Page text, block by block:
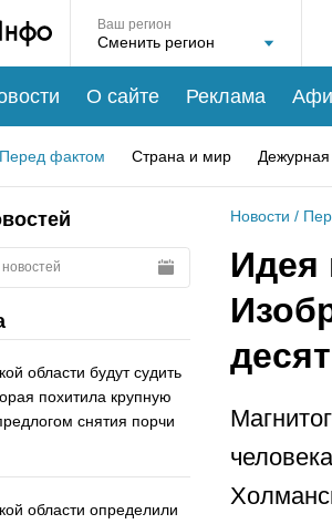
Ваш регион
О сайте Реклама
Перед фактом Страна и мир Дежурная
области будут судить
похитила крупную
снятия порчи
области определили
Новости /
Идея